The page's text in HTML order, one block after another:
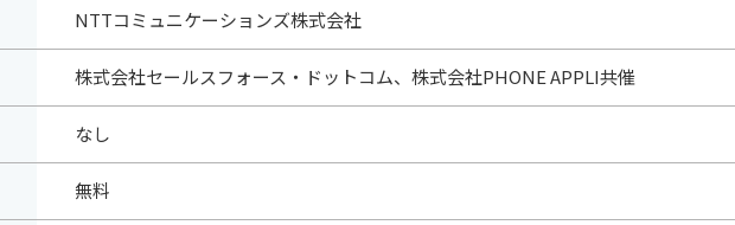
NTTコミュニケーションズ株式会社
株式会社セールスフォース・ドットコム、株式会社PHONE APPLI共催
なし
無料